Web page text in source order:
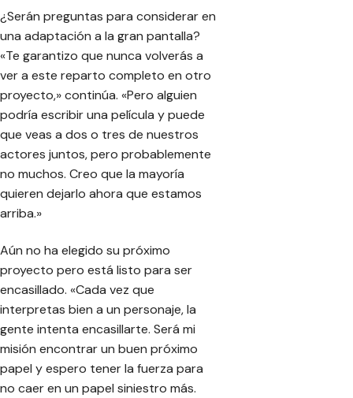
¿Serán preguntas para considerar en
una adaptación a la gran pantalla?
«Te garantizo que nunca volverás a
ver a este reparto completo en otro
proyecto,» continúa. «Pero alguien
podría escribir una película y puede
que veas a dos o tres de nuestros
actores juntos, pero probablemente
no muchos. Creo que la mayoría
quieren dejarlo ahora que estamos
arriba.»
Aún no ha elegido su próximo
proyecto pero está listo para ser
encasillado. «Cada vez que
interpretas bien a un personaje, la
gente intenta encasillarte. Será mi
misión encontrar un buen próximo
papel y espero tener la fuerza para
no caer en un papel siniestro más.